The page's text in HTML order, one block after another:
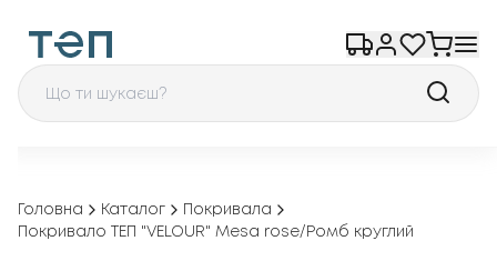
Головна Каталог
Покривала
Покривало ТЕП "VELOUR" Mesa rose/Ромб круглий